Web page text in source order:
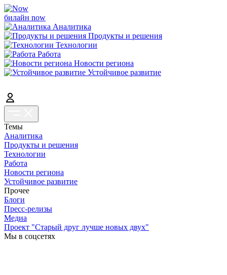
билайн now
Аналитика
Продукты и решения
Технологии
Работа
Новости региона
Устойчивое развитие
Темы
Аналитика
Продукты и решения
Технологии
Работа
Новости региона
Устойчивое развитие
Прочее
Блоги
Пресс-релизы
Медиа
Проект "Старый друг лучше новых двух"
Мы в соцсетях